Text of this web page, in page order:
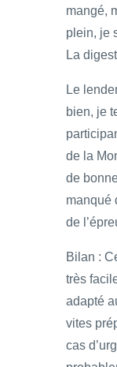
mangé,
plein, je
La
Le
bien, je
de la
de
manqué
de
Bilan :
très
adapté
vites
cas